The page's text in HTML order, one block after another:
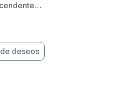
deseos